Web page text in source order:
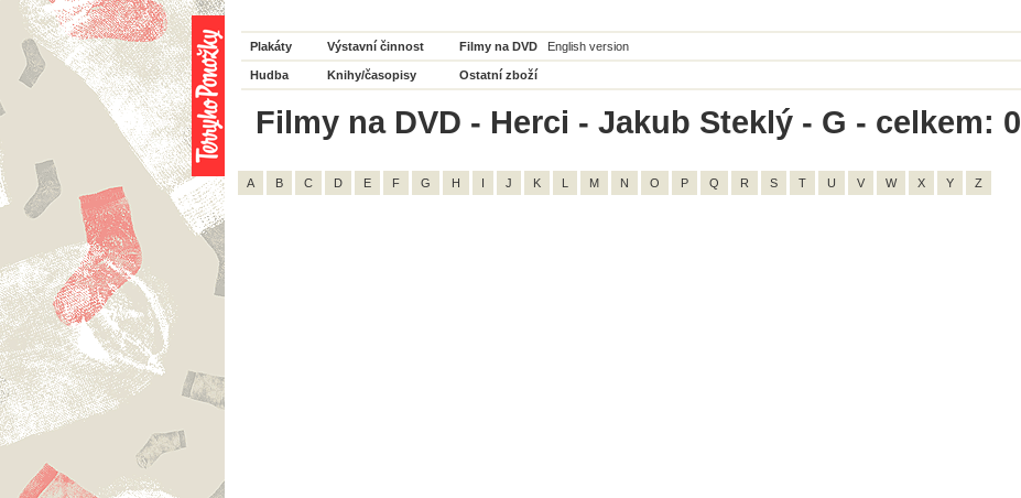
Plakáty Výstavní činnost Filmy na DVD English version
Hudba Knihy/časopisy Ostatní zboží
Filmy na DVD - Herci - Jakub Steklý - G - celkem: 0
A B C D E F G H I J K L M N O P Q R S T U V W X Y Z